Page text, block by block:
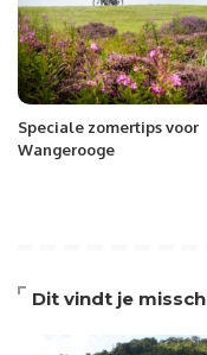
Speciale zomertips voor
Wangerooge
Dit vindt je